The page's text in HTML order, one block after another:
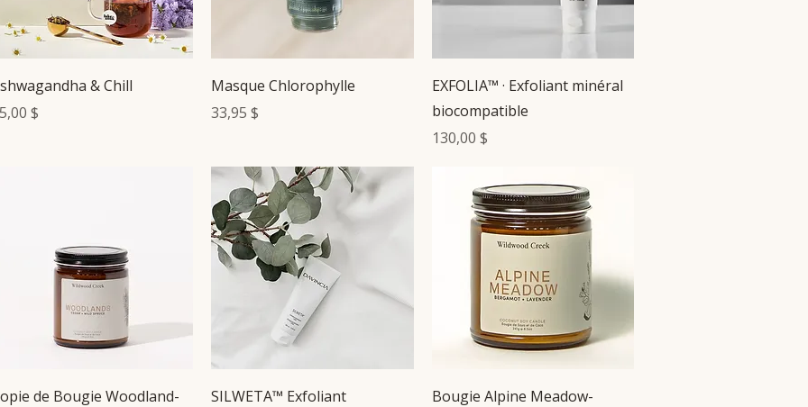
Aperçu rapide
& Chill
$
Aperçu rapide
Masque Chlorophylle
Prix
33,95 $
Aperçu rapide
EXFOLIA™ · Exfoliant minéral
biocompatible
Prix
130,00 $
Aperçu rapide
de Bougie Woodland-
Aperçu rapide
SILWETA™ Exfoliant
Aperçu rapide
Bougie Alpine Meadow-